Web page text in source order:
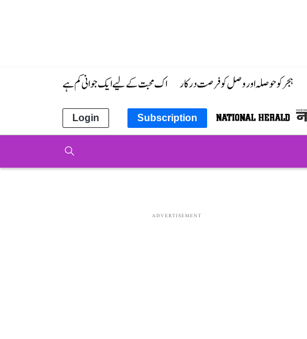
ہجر کو حوصلہ اور وصل کو فرصت درکار اک محبت کے لیے ایک جوانی کم ہے
Subscription
Login
ADVERTISEMENT